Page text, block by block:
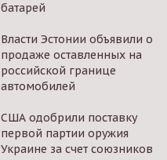
батарей
Власти Эстонии объявили о
продаже оставленных на
российской границе
автомобилей
США одобрили поставку
первой партии оружия
Украине за счет союзников